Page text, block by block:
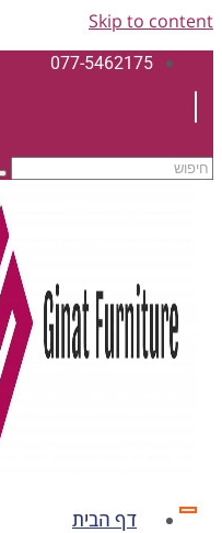
Skip to content
077-5462175
דף הבית